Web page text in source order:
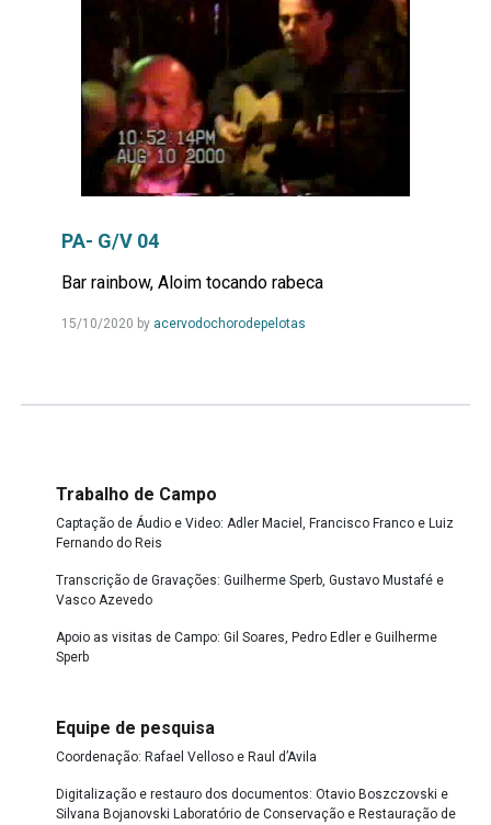
PA- G/V 04
Bar rainbow, Aloim tocando rabeca
15/10/2020 by acervodochorodepelotasLeia
Trabalho de Campo
Captação de Áudio e Video: Adler Maciel, Francisco Franco e Luiz
Fernando do Reis
Transcrição de Gravações: Guilherme Sperb, Gustavo Mustafé e
Vasco Azevedo
Apoio as visitas de Campo: Gil Soares, Pedro Edler e Guilherme
Sperb
Equipe de pesquisa
Coordenação: Rafael Velloso e Raul d’Avila
Digitalização e restauro dos documentos: Otavio Boszczovski e
Silvana Bojanovski Laboratório de Conservação e Restauração de